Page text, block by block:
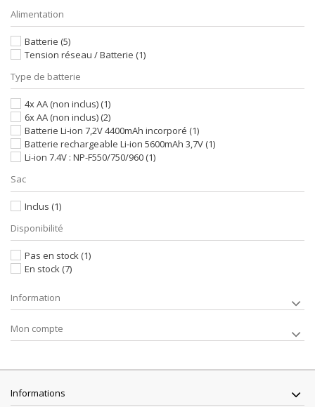
Alimentation
Batterie (5)
Tension réseau / Batterie (1)
Type de batterie
4x AA (non inclus) (1)
6x AA (non inclus) (2)
Batterie Li-ion 7,2V 4400mAh incorporé (1)
Batterie rechargeable Li-ion 5600mAh 3,7V (1)
Li-ion 7.4V : NP-F550/750/960 (1)
Sac
Inclus (1)
Disponibilité
Pas en stock (1)
En stock (7)
Information
Mon compte
Informations